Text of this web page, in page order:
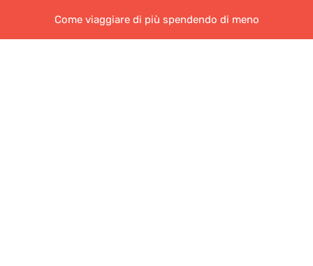
Come viaggiare di più spendendo di meno